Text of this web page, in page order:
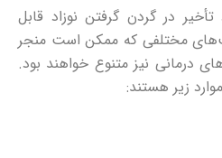
در گردن گرفتن نوزاد قابل
مختلفی که ممکن است منجر
درمانی نیز متنوع خواهند بود.
زیر هستند: